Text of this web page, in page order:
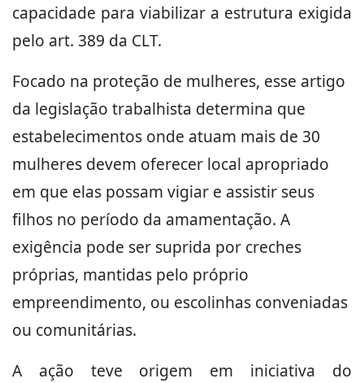
capacidade para viabilizar a estrutura exigida
pelo art. 389 da CLT.
Focado na proteção de mulheres, esse artigo
da legislação trabalhista determina que
estabelecimentos onde atuam mais de 30
mulheres devem oferecer local apropriado
em que elas possam vigiar e assistir seus
filhos no período da amamentação. A
exigência pode ser suprida por creches
próprias, mantidas pelo próprio
empreendimento, ou escolinhas conveniadas
ou comunitárias.
A ação teve origem em iniciativa do